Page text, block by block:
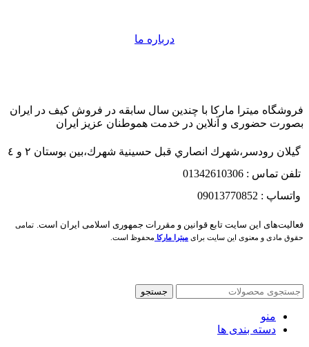
درباره ما
فروشگاه میترا مارکا با چندین سال سابقه در فروش کیف در ایران
بصورت حضوری و آنلاین در خدمت هموطنان عزیز ایران
گيلان رودسر،شهرك انصاري قبل حسينية شهرك،بين بوستان ٢ و ٤
تلفن تماس : 01342610306
واتساپ : 09013770852
فعاليت‌های اين سايت تابع قوانين و مقررات جمهوری اسلامی ايران است. تمامی
حقوق مادی و معنوی این سایت برای میترا مارکا محفوظ است.
جستجو
منو
دسته بندی ها